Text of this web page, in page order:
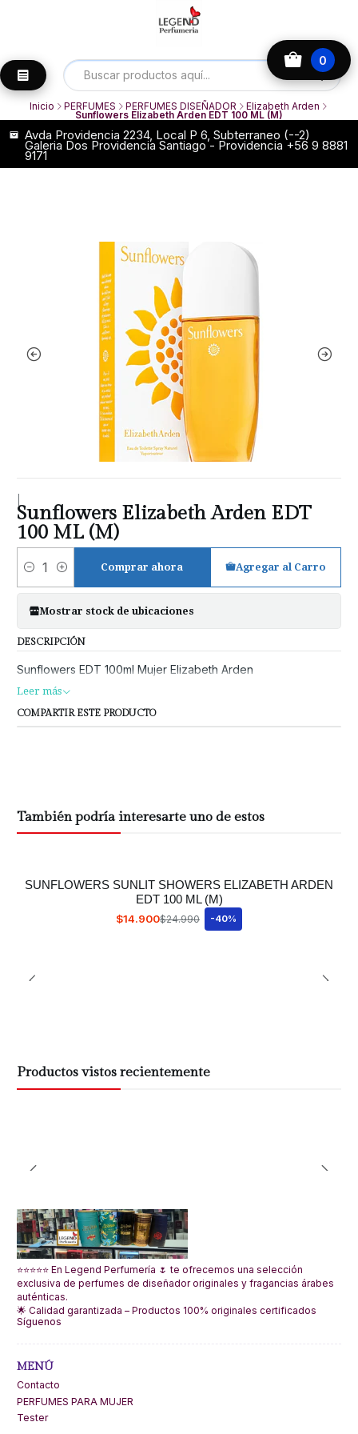
0
Avda Providencia 2234, Local P 6, Subterraneo (--2)
Galeria Dos Providencia Santiago - Providencia +56 9 8881
9171
Inicio PERFUMES PERFUMES DISEÑADOR Elizabeth Arden
Sunflowers Elizabeth Arden EDT 100 ML (M)
Sunflowers Elizabeth Arden EDT
100 ML (M)
Cantidad
Agregar al Carro
Comprar ahora
Mostrar stock de ubicaciones
DESCRIPCIÓN
Sunflowers EDT 100ml Mujer Elizabeth Arden
Leer más
COMPARTIR ESTE PRODUCTO
También podría interesarte uno de estos
SUNFLOWERS SUNLIT SHOWERS ELIZABETH ARDEN
EDT 100 ML (M)
$14.900$24.990 -40%
Productos vistos recientemente
⭐⭐⭐⭐⭐ En Legend Perfumería 🌷 te ofrecemos una selección
exclusiva de perfumes de diseñador originales y fragancias árabes
auténticas.
🌟 Calidad garantizada – Productos 100% originales certificados
Síguenos
MENÚ
Contacto
PERFUMES PARA MUJER
Tester